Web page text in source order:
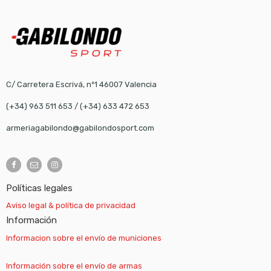
C/ Carretera Escrivá, nº1 46007 Valencia
(+34) 963 511 653 / (+34) 633 472 653
armeriagabilondo@gabilondosport.com
Políticas legales
Aviso legal & política de privacidad
Información
Informacion sobre el envío de municiones
Información sobre el envío de armas